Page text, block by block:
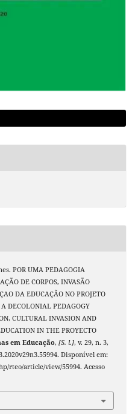
POR UMA PEDAGOGIA
DE CORPOS, INVASÃO
DA EDUCAÇÃO NO PROJETO
DECOLONIAL PEDAGOGY
CULTURAL INVASION AND
IN THE PROYECTO
em Educação, [S. l.], v. 29, n. 3,
Disponível em:
rteo/article/view/55994. Acesso